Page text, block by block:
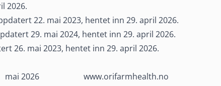
2026.
22. mai 2023, hentet inn 29. april 2026.
29. mai 2024, hentet inn 29. april 2026.
26. mai 2023, hentet inn 29. april 2026.
mai 2026 www.orifarmhealth.no